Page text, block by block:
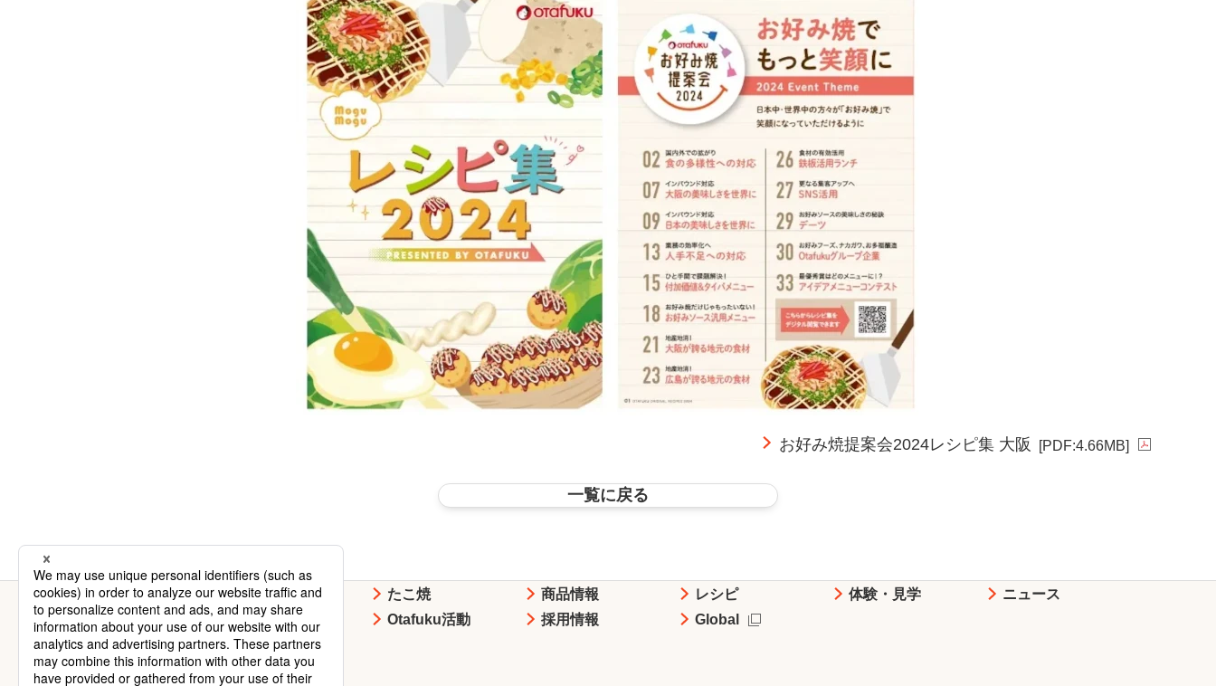
お好み焼提案会2024レシピ集 大阪 [PDF:4.66MB]
一覧に戻る
お好み焼 焼そば たこ焼 商品情報 レシピ 体験・見学
ニュース
イベント・
キャンペーン
企業情報 Otafuku活動 採用情報 Global